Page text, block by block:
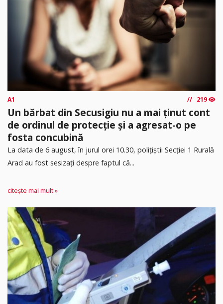
A1 219
Un bărbat din Secusigiu nu a mai ținut cont
de ordinul de protecție și a agresat-o pe
fosta concubină
​La data de 6 august, în jurul orei 10.30, polițiștii Secției 1 Rurală
Arad au fost sesizați despre faptul că...
citește mai mult »